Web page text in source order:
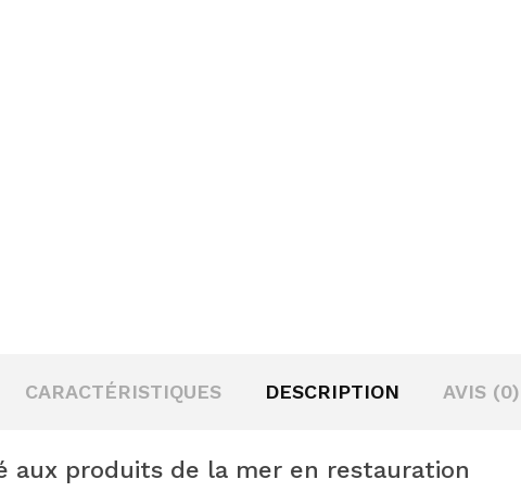
CARACTÉRISTIQUES DESCRIPTION AVIS (0)
aux produits de la mer en restauration